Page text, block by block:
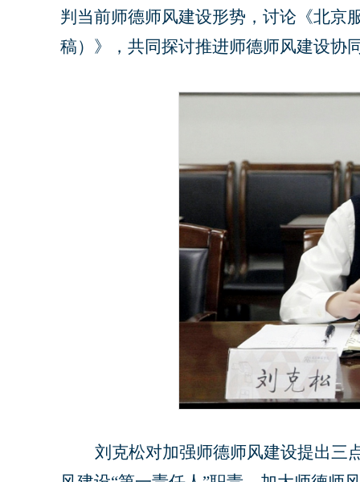
判当前师德师风建设形势，讨论《北京
稿）》，共同探讨推进师德师风建设协
刘克松对加强师德师风建设提出三